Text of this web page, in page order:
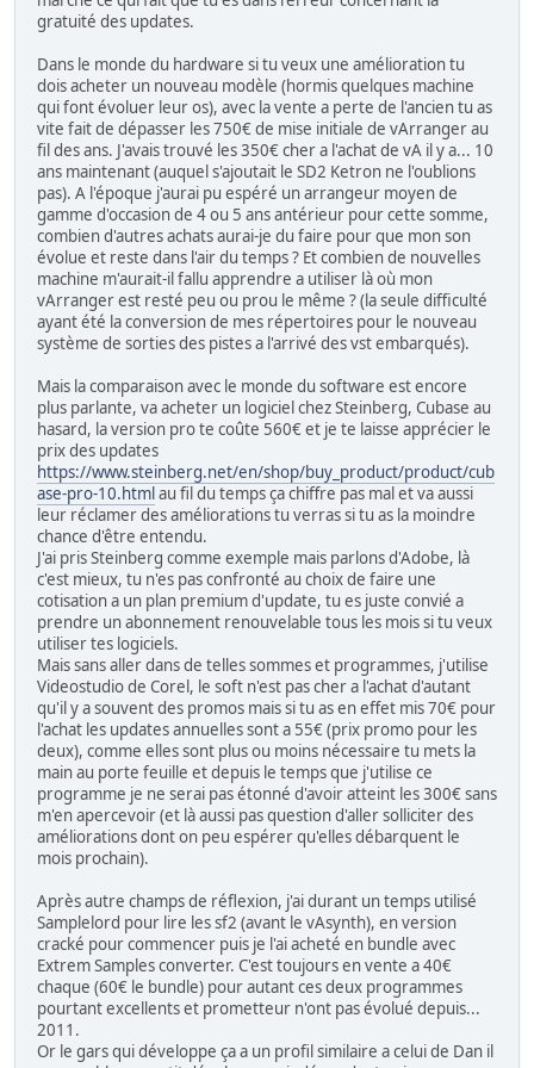
gratuité des updates.
Dans le monde du hardware si tu veux une amélioration tu
dois acheter un nouveau modèle (hormis quelques machine
qui font évoluer leur os), avec la vente a perte de l'ancien tu as
vite fait de dépasser les 750€ de mise initiale de vArranger au
fil des ans. J'avais trouvé les 350€ cher a l'achat de vA il y a... 10
ans maintenant (auquel s'ajoutait le SD2 Ketron ne l'oublions
pas). A l'époque j'aurai pu espéré un arrangeur moyen de
gamme d'occasion de 4 ou 5 ans antérieur pour cette somme,
combien d'autres achats aurai-je du faire pour que mon son
évolue et reste dans l'air du temps ? Et combien de nouvelles
machine m'aurait-il fallu apprendre a utiliser là où mon
vArranger est resté peu ou prou le même ? (la seule difficulté
ayant été la conversion de mes répertoires pour le nouveau
système de sorties des pistes a l'arrivé des vst embarqués).
Mais la comparaison avec le monde du software est encore
plus parlante, va acheter un logiciel chez Steinberg, Cubase au
hasard, la version pro te coûte 560€ et je te laisse apprécier le
prix des updates
https://www.steinberg.net/en/shop/buy_product/product/cub
ase-pro-10.htmlau fil du temps ça chiffre pas mal et va aussi
leur réclamer des améliorations tu verras si tu as la moindre
chance d'être entendu.
J'ai pris Steinberg comme exemple mais parlons d'Adobe, là
c'est mieux, tu n'es pas confronté au choix de faire une
cotisation a un plan premium d'update, tu es juste convié a
prendre un abonnement renouvelable tous les mois si tu veux
utiliser tes logiciels.
Mais sans aller dans de telles sommes et programmes, j'utilise
Videostudio de Corel, le soft n'est pas cher a l'achat d'autant
qu'il y a souvent des promos mais si tu as en effet mis 70€ pour
l'achat les updates annuelles sont a 55€ (prix promo pour les
deux), comme elles sont plus ou moins nécessaire tu mets la
main au porte feuille et depuis le temps que j'utilise ce
programme je ne serai pas étonné d'avoir atteint les 300€ sans
m'en apercevoir (et là aussi pas question d'aller solliciter des
améliorations dont on peu espérer qu'elles débarquent le
mois prochain).
Après autre champs de réflexion, j'ai durant un temps utilisé
Samplelord pour lire les sf2 (avant le vAsynth), en version
cracké pour commencer puis je l'ai acheté en bundle avec
Extrem Samples converter. C'est toujours en vente a 40€
chaque (60€ le bundle) pour autant ces deux programmes
pourtant excellents et prometteur n'ont pas évolué depuis...
2011.
Or le gars qui développe ça a un profil similaire a celui de Dan il